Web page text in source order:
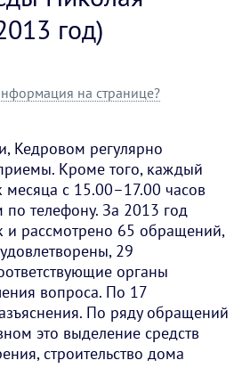
год)
на странице?
Кедровом регулярно
Кроме того, каждый
с 15.00–17.00 часов
по телефону. За 2013 год
и рассмотрено 65 обращений,
29
органы
вопроса. По 17
По ряду обращений
это выделение средств
строительство дома